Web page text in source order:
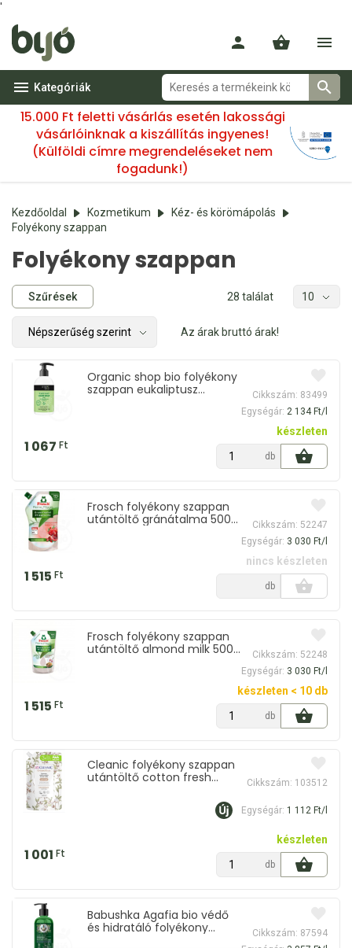
'
Kategóriák
15.000 Ft feletti vásárlás esetén lakossági
vásárlóinknak a kiszállítás ingyenes!
(Külföldi címre megrendeléseket nem
fogadunk!)
Kezdőoldal Kozmetikum
Kéz- és körömápolás
Folyékony szappan
Folyékony szappan
Szűrések 28 találat
Az árak bruttó árak!
Organic shop bio folyékony
szappan eukaliptusz
Cikkszám: 83499
Egységár: 2 134 Ft/l
1 067 Ft
készleten
db
Frosch folyékony szappan
utántöltő gránátalma 500
Cikkszám: 52247
Egységár: 3 030 Ft/l
1 515 Ft
nincs készleten
db
Frosch folyékony szappan
utántöltő almond milk 500
Cikkszám: 52248
Egységár: 3 030 Ft/l
1 515 Ft
készleten < 10 db
db
Cleanic folyékony szappan
utántöltő cotton fresh
Cikkszám: 103512
Egységár: 1 112 Ft/l
1 001 Ft
készleten
db
Babushka Agafia bio védő
és hidratáló folyékony
Cikkszám: 87594